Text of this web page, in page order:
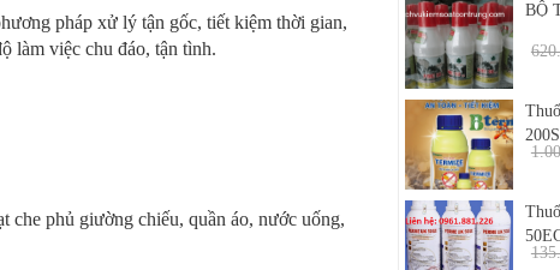
pháp xử lý tận gốc, tiết kiệm thời gian,
làm việc chu đáo, tận tình.
che phủ giường chiếu, quần áo, nước uống,
BỘ